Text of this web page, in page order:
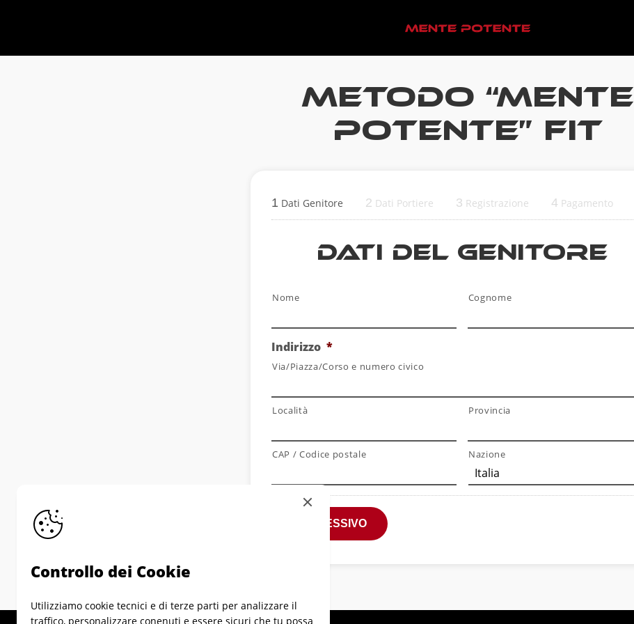
METODO “MENTE
POTENTE” FIT
1 Dati Genitore 2 Dati Portiere 3 Registrazione 4 Pagamento
Dati del Genitore
Nome Cognome
Indirizzo *
Via/Piazza/Corso e numero civico
Località Provincia
CAP / Codice postale Nazione
Controllo dei Cookie
Utilizziamo cookie tecnici e di terze parti per analizzare il
traffico, personalizzare conenuti e essere sicuri che tu possa